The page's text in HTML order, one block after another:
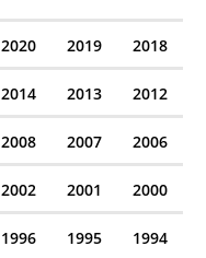
2020 2019 2018
2014 2013 2012
2008 2007 2006
2002 2001 2000
1996 1995 1994